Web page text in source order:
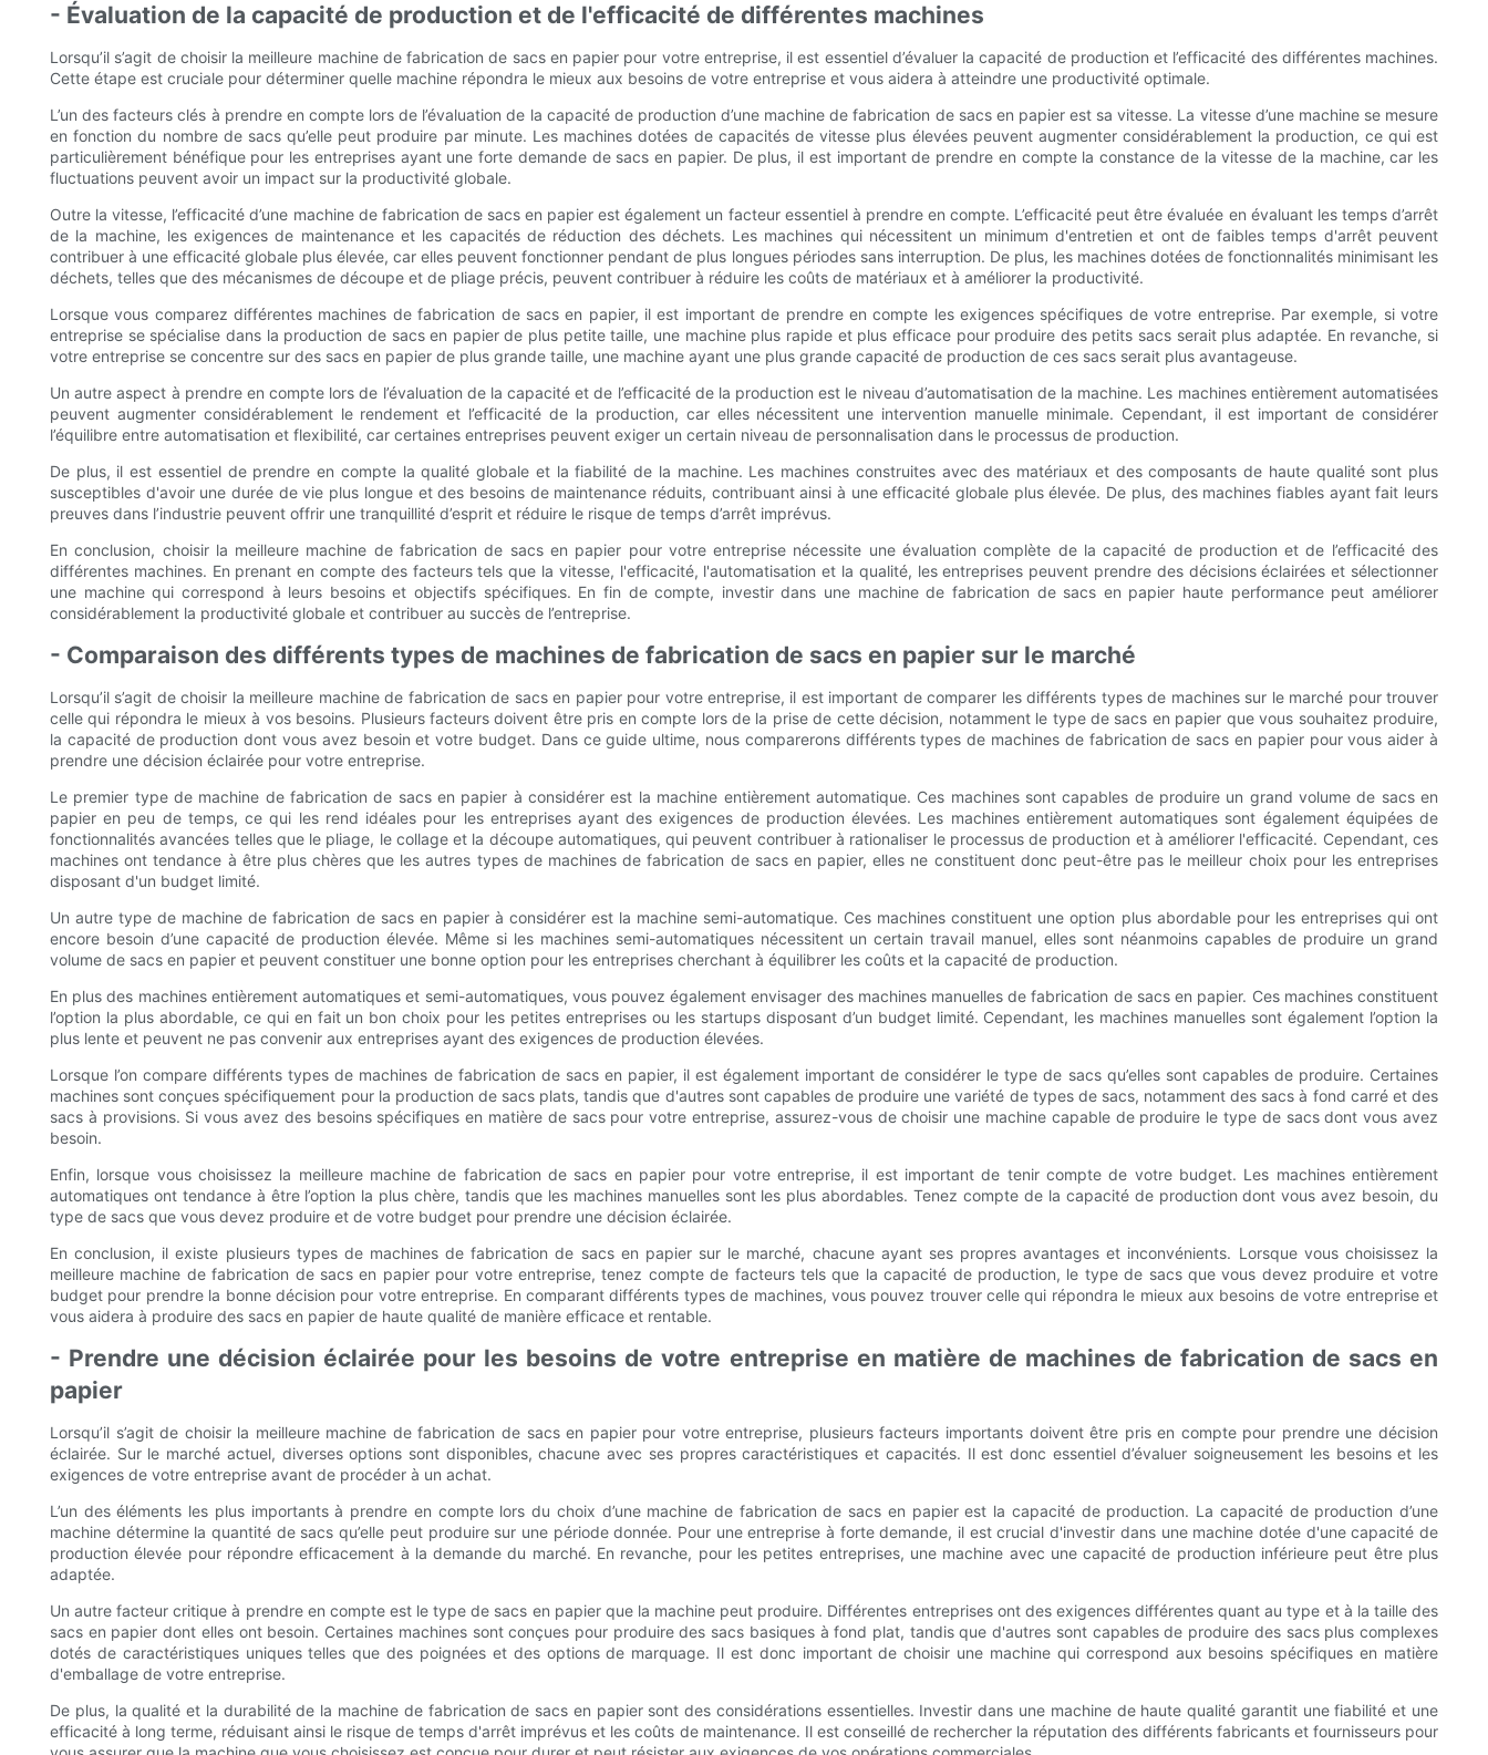
- Évaluation de la capacité de production et de l'efficacité de différentes machines
Lorsqu’il s’agit de choisir la meilleure machine de fabrication de sacs en papier pour votre entreprise, il est essentiel d’évaluer la capacité de production et l’efficacité des différentes machines.
Cette étape est cruciale pour déterminer quelle machine répondra le mieux aux besoins de votre entreprise et vous aidera à atteindre une productivité optimale.
L’un des facteurs clés à prendre en compte lors de l’évaluation de la capacité de production d’une machine de fabrication de sacs en papier est sa vitesse. La vitesse d’une machine se mesure
en fonction du nombre de sacs qu’elle peut produire par minute. Les machines dotées de capacités de vitesse plus élevées peuvent augmenter considérablement la production, ce qui est
particulièrement bénéfique pour les entreprises ayant une forte demande de sacs en papier. De plus, il est important de prendre en compte la constance de la vitesse de la machine, car les
fluctuations peuvent avoir un impact sur la productivité globale.
Outre la vitesse, l’efficacité d’une machine de fabrication de sacs en papier est également un facteur essentiel à prendre en compte. L’efficacité peut être évaluée en évaluant les temps d’arrêt
de la machine, les exigences de maintenance et les capacités de réduction des déchets. Les machines qui nécessitent un minimum d'entretien et ont de faibles temps d'arrêt peuvent
contribuer à une efficacité globale plus élevée, car elles peuvent fonctionner pendant de plus longues périodes sans interruption. De plus, les machines dotées de fonctionnalités minimisant les
déchets, telles que des mécanismes de découpe et de pliage précis, peuvent contribuer à réduire les coûts de matériaux et à améliorer la productivité.
Lorsque vous comparez différentes machines de fabrication de sacs en papier, il est important de prendre en compte les exigences spécifiques de votre entreprise. Par exemple, si votre
entreprise se spécialise dans la production de sacs en papier de plus petite taille, une machine plus rapide et plus efficace pour produire des petits sacs serait plus adaptée. En revanche, si
votre entreprise se concentre sur des sacs en papier de plus grande taille, une machine ayant une plus grande capacité de production de ces sacs serait plus avantageuse.
Un autre aspect à prendre en compte lors de l’évaluation de la capacité et de l’efficacité de la production est le niveau d’automatisation de la machine. Les machines entièrement automatisées
peuvent augmenter considérablement le rendement et l’efficacité de la production, car elles nécessitent une intervention manuelle minimale. Cependant, il est important de considérer
l’équilibre entre automatisation et flexibilité, car certaines entreprises peuvent exiger un certain niveau de personnalisation dans le processus de production.
De plus, il est essentiel de prendre en compte la qualité globale et la fiabilité de la machine. Les machines construites avec des matériaux et des composants de haute qualité sont plus
susceptibles d'avoir une durée de vie plus longue et des besoins de maintenance réduits, contribuant ainsi à une efficacité globale plus élevée. De plus, des machines fiables ayant fait leurs
preuves dans l’industrie peuvent offrir une tranquillité d’esprit et réduire le risque de temps d’arrêt imprévus.
En conclusion, choisir la meilleure machine de fabrication de sacs en papier pour votre entreprise nécessite une évaluation complète de la capacité de production et de l’efficacité des
différentes machines. En prenant en compte des facteurs tels que la vitesse, l'efficacité, l'automatisation et la qualité, les entreprises peuvent prendre des décisions éclairées et sélectionner
une machine qui correspond à leurs besoins et objectifs spécifiques. En fin de compte, investir dans une machine de fabrication de sacs en papier haute performance peut améliorer
considérablement la productivité globale et contribuer au succès de l’entreprise.
- Comparaison des différents types de machines de fabrication de sacs en papier sur le marché
Lorsqu’il s’agit de choisir la meilleure machine de fabrication de sacs en papier pour votre entreprise, il est important de comparer les différents types de machines sur le marché pour trouver
celle qui répondra le mieux à vos besoins. Plusieurs facteurs doivent être pris en compte lors de la prise de cette décision, notamment le type de sacs en papier que vous souhaitez produire,
la capacité de production dont vous avez besoin et votre budget. Dans ce guide ultime, nous comparerons différents types de machines de fabrication de sacs en papier pour vous aider à
prendre une décision éclairée pour votre entreprise.
Le premier type de machine de fabrication de sacs en papier à considérer est la machine entièrement automatique. Ces machines sont capables de produire un grand volume de sacs en
papier en peu de temps, ce qui les rend idéales pour les entreprises ayant des exigences de production élevées. Les machines entièrement automatiques sont également équipées de
fonctionnalités avancées telles que le pliage, le collage et la découpe automatiques, qui peuvent contribuer à rationaliser le processus de production et à améliorer l'efficacité. Cependant, ces
machines ont tendance à être plus chères que les autres types de machines de fabrication de sacs en papier, elles ne constituent donc peut-être pas le meilleur choix pour les entreprises
disposant d'un budget limité.
Un autre type de machine de fabrication de sacs en papier à considérer est la machine semi-automatique. Ces machines constituent une option plus abordable pour les entreprises qui ont
encore besoin d’une capacité de production élevée. Même si les machines semi-automatiques nécessitent un certain travail manuel, elles sont néanmoins capables de produire un grand
volume de sacs en papier et peuvent constituer une bonne option pour les entreprises cherchant à équilibrer les coûts et la capacité de production.
En plus des machines entièrement automatiques et semi-automatiques, vous pouvez également envisager des machines manuelles de fabrication de sacs en papier. Ces machines constituent
l’option la plus abordable, ce qui en fait un bon choix pour les petites entreprises ou les startups disposant d’un budget limité. Cependant, les machines manuelles sont également l’option la
plus lente et peuvent ne pas convenir aux entreprises ayant des exigences de production élevées.
Lorsque l’on compare différents types de machines de fabrication de sacs en papier, il est également important de considérer le type de sacs qu’elles sont capables de produire. Certaines
machines sont conçues spécifiquement pour la production de sacs plats, tandis que d'autres sont capables de produire une variété de types de sacs, notamment des sacs à fond carré et des
sacs à provisions. Si vous avez des besoins spécifiques en matière de sacs pour votre entreprise, assurez-vous de choisir une machine capable de produire le type de sacs dont vous avez
besoin.
Enfin, lorsque vous choisissez la meilleure machine de fabrication de sacs en papier pour votre entreprise, il est important de tenir compte de votre budget. Les machines entièrement
automatiques ont tendance à être l’option la plus chère, tandis que les machines manuelles sont les plus abordables. Tenez compte de la capacité de production dont vous avez besoin, du
type de sacs que vous devez produire et de votre budget pour prendre une décision éclairée.
En conclusion, il existe plusieurs types de machines de fabrication de sacs en papier sur le marché, chacune ayant ses propres avantages et inconvénients. Lorsque vous choisissez la
meilleure machine de fabrication de sacs en papier pour votre entreprise, tenez compte de facteurs tels que la capacité de production, le type de sacs que vous devez produire et votre
budget pour prendre la bonne décision pour votre entreprise. En comparant différents types de machines, vous pouvez trouver celle qui répondra le mieux aux besoins de votre entreprise et
vous aidera à produire des sacs en papier de haute qualité de manière efficace et rentable.
- Prendre une décision éclairée pour les besoins de votre entreprise en matière de machines de fabrication de sacs en
papier
Lorsqu’il s’agit de choisir la meilleure machine de fabrication de sacs en papier pour votre entreprise, plusieurs facteurs importants doivent être pris en compte pour prendre une décision
éclairée. Sur le marché actuel, diverses options sont disponibles, chacune avec ses propres caractéristiques et capacités. Il est donc essentiel d’évaluer soigneusement les besoins et les
exigences de votre entreprise avant de procéder à un achat.
L’un des éléments les plus importants à prendre en compte lors du choix d’une machine de fabrication de sacs en papier est la capacité de production. La capacité de production d’une
machine détermine la quantité de sacs qu’elle peut produire sur une période donnée. Pour une entreprise à forte demande, il est crucial d'investir dans une machine dotée d'une capacité de
production élevée pour répondre efficacement à la demande du marché. En revanche, pour les petites entreprises, une machine avec une capacité de production inférieure peut être plus
adaptée.
Un autre facteur critique à prendre en compte est le type de sacs en papier que la machine peut produire. Différentes entreprises ont des exigences différentes quant au type et à la taille des
sacs en papier dont elles ont besoin. Certaines machines sont conçues pour produire des sacs basiques à fond plat, tandis que d'autres sont capables de produire des sacs plus complexes
dotés de caractéristiques uniques telles que des poignées et des options de marquage. Il est donc important de choisir une machine qui correspond aux besoins spécifiques en matière
d'emballage de votre entreprise.
De plus, la qualité et la durabilité de la machine de fabrication de sacs en papier sont des considérations essentielles. Investir dans une machine de haute qualité garantit une fiabilité et une
efficacité à long terme, réduisant ainsi le risque de temps d'arrêt imprévus et les coûts de maintenance. Il est conseillé de rechercher la réputation des différents fabricants et fournisseurs pour